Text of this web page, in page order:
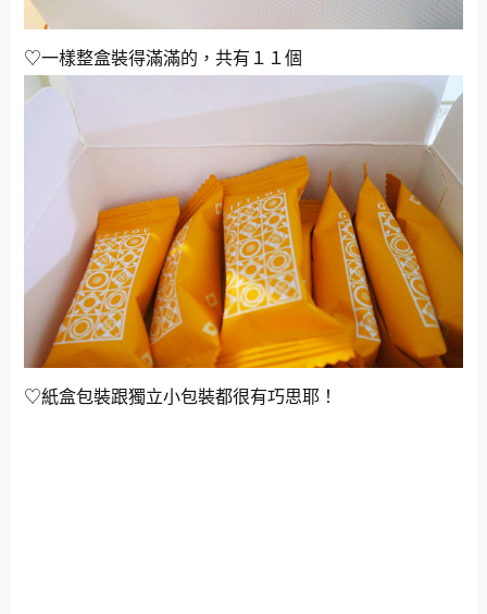
♡一樣整盒裝得滿滿的，共有１１個
♡紙盒包裝跟獨立小包裝都很有巧思耶！